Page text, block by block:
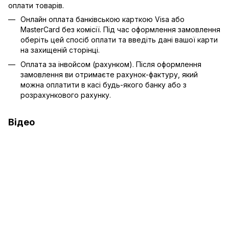
оплати товарів.
Онлайн оплата банківською карткою Visa або
MasterCard без комісії. Під час оформлення замовлення
оберіть цей спосіб оплати та введіть дані вашої карти
на захищеній сторінці.
Оплата за інвойсом (рахунком). Після оформлення
замовлення ви отримаєте рахунок-фактуру, який
можна оплатити в касі будь-якого банку або з
розрахункового рахунку.
Відео